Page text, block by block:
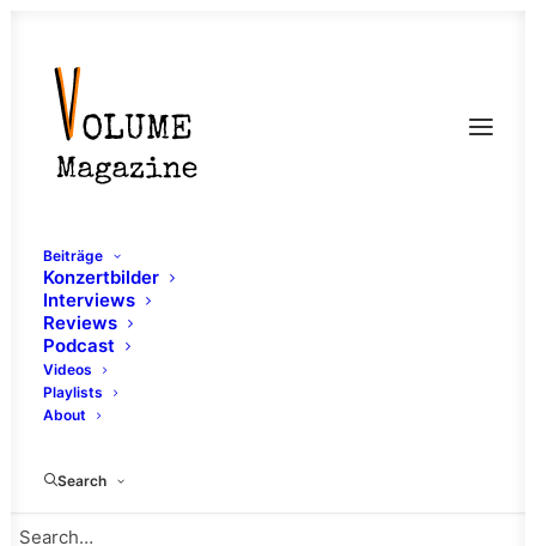
Beiträge
Konzertbilder
Interviews
Reviews
Podcast
Videos
Playlists
About
Search